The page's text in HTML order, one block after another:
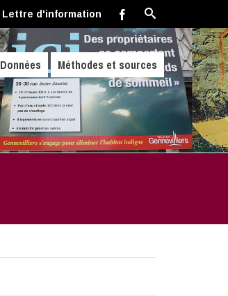
Lettre d'information
Données Méthodes et sources